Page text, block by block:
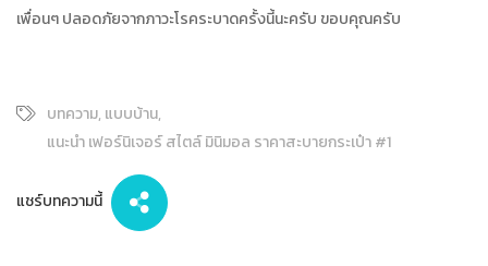
เพื่อนๆ ปลอดภัยจากภาวะโรคระบาดครั้งนี้นะครับ ขอบคุณครับ
บทความ, แบบบ้าน,
แนะนำ เฟอร์นิเจอร์ สไตล์ มินิมอล ราคาสะบายกระเป๋า #1
แชร์บทความนี้